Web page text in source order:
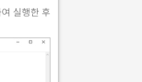
실행한 후